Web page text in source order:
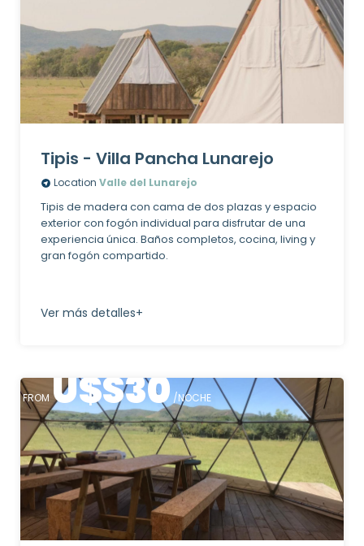
Tipis - Villa Pancha Lunarejo
Location Valle del Lunarejo
Tipis de madera con cama de dos plazas y espacio
exterior con fogón individual para disfrutar de una
experiencia única. Baños completos, cocina, living y
gran fogón compartido.
Ver más detalles+
FROM U$S30 /NOCHE